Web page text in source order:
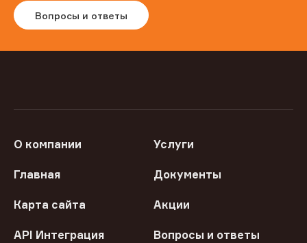
Вопросы и ответы
О компании Услуги
Главная Документы
Карта сайта Акции
API Интеграция Вопросы и ответы